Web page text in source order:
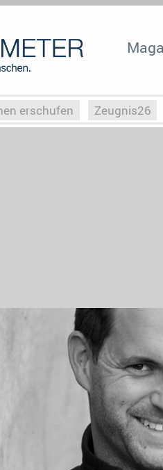
erschufen Zeugnis26